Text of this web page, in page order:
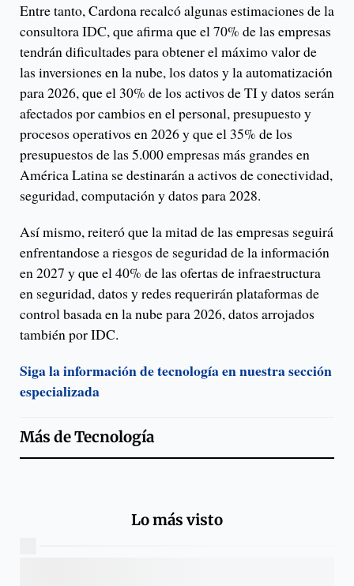
Entre tanto, Cardona recalcó algunas estimaciones de la
consultora IDC, que afirma que el 70% de las empresas
tendrán dificultades para obtener el máximo valor de
las inversiones en la nube, los datos y la automatización
para 2026, que el 30% de los activos de TI y datos serán
afectados por cambios en el personal, presupuesto y
procesos operativos en 2026 y que el 35% de los
presupuestos de las 5.000 empresas más grandes en
América Latina se destinarán a activos de conectividad,
seguridad, computación y datos para 2028.
Así mismo, reiteró que la mitad de las empresas seguirá
enfrentandose a riesgos de seguridad de la información
en 2027 y que el 40% de las ofertas de infraestructura
en seguridad, datos y redes requerirán plataformas de
control basada en la nube para 2026, datos arrojados
también por IDC.
Siga la información de tecnología en nuestra sección
especializada
Más deTecnología
Lo más visto